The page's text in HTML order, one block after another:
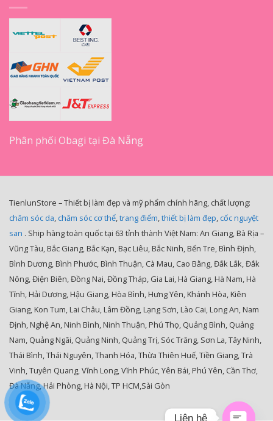
Phân phối Obagi tại Đà Nẵng
TienlunStore – Thiết bị làm đẹp và mỹ phẩm chính hãng, chất lượng:
chăm sóc da, chăm sóc cơ thể,trang điểm,thiết bị làm đẹp, cốc nguyệt
san . Ship hàng toàn quốc tại 63 tỉnh thành Việt Nam: An Giang, Bà Rịa –
Vũng Tàu, Bắc Giang, Bắc Kạn, Bạc Liêu, Bắc Ninh, Bến Tre, Bình Định,
Bình Dương, Bình Phước, Bình Thuận, Cà Mau, Cao Bằng, Đắk Lắk, Đắk
Nông, Điện Biên, Đồng Nai, Đồng Tháp, Gia Lai, Hà Giang, Hà Nam, Hà
Tĩnh, Hải Dương, Hậu Giang, Hòa Bình, Hưng Yên, Khánh Hòa, Kiên
Giang, Kon Tum, Lai Châu, Lâm Đồng, Lạng Sơn, Lào Cai, Long An, Nam
Định, Nghệ An, Ninh Bình, Ninh Thuận, Phú Thọ, Quảng Bình, Quảng
Nam, Quảng Ngãi, Quảng Ninh, Quảng Trị, Sóc Trăng, Sơn La, Tây Ninh,
Thái Bình, Thái Nguyên, Thanh Hóa, Thừa Thiên Huế, Tiền Giang, Trà
Vinh, Tuyên Quang, Vĩnh Long, Vĩnh Phúc, Yên Bái, Phú Yên, Cần Thơ,
Đà Nẵng, Hải Phòng, Hà Nội, TP HCM,Sài Gòn
Liên hệ